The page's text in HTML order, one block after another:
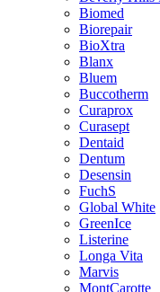
Biomed
Biorepair
BioXtra
Blanx
Bluem
Buccotherm
Curaprox
Curasept
Dentaid
Dentum
Desensin
FuchS
Global White
GreenIce
Listerine
Longa Vita
Marvis
MontCarotte